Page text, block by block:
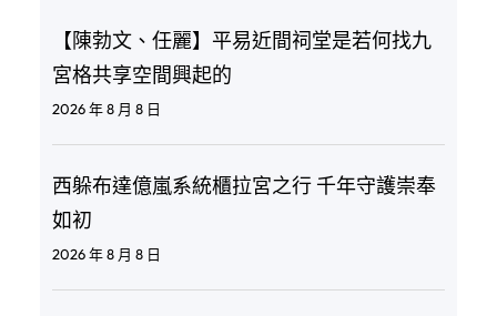
【陳勃文、任麗】平易近間祠堂是若何找九
宮格共享空間興起的
2026 年 8 月 8 日
西躲布達億嵐系統櫃拉宮之行 千年守護崇奉
如初
2026 年 8 月 8 日